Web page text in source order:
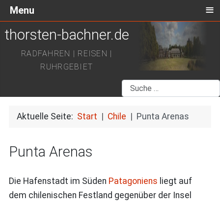
thorsten-bachner.de
RADFAHREN | REISEN |
RUHRGEBIET
Suchen
Aktuelle Seite: Start Chile Punta Arenas
Punta Arenas
Die Hafenstadt im Süden Patagoniens liegt auf
dem chilenischen Festland gegenüber der Insel
Menu ≡